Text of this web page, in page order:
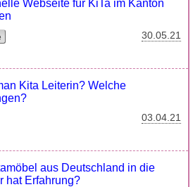
Webseite für KiTa im Kanton
30.05.21
Kita Leiterin? Welche
03.04.21
aus Deutschland in die
hat Erfahrung?